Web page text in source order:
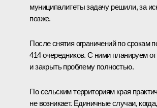
муниципалитеты задачу решили, за
позже.
После снятия ограничений по срокам
414 очередников. С ними планируем
и закрыть проблему полностью.
По сельским территориям края
не возникает. Единичные случаи,